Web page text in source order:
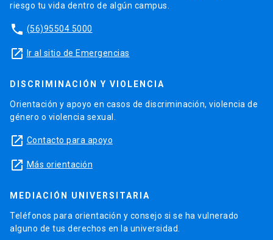
riesgo tu vida dentro de algún campus.
phone (56)95504 5000
launch Ir al sitio de Emergencias
DISCRIMINACIÓN Y VIOLENCIA
Orientación y apoyo en casos de discriminación, violencia de
género o violencia sexual.
launch Contacto para apoyo
launch Más orientación
MEDIACIÓN UNIVERSITARIA
Teléfonos para orientación y consejo si se ha vulnerado
alguno de tus derechos en la universidad.